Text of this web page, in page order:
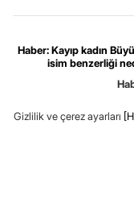
Haber: Kayıp kadın
isim benzerliği
Gizlilik ve çerez ayarları